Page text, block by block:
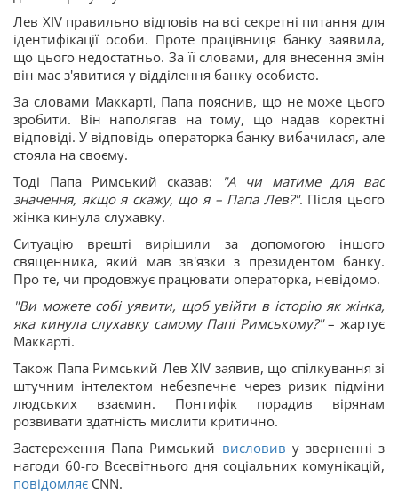
Лев XIV правильно відповів на всі секретні питання для
ідентифікації особи. Проте працівниця банку заявила,
що цього недостатньо. За її словами, для внесення змін
він має з'явитися у відділення банку особисто.
За словами Маккарті, Папа пояснив, що не може цього
зробити. Він наполягав на тому, що надав коректні
відповіді. У відповідь операторка банку вибачилася, але
стояла на своєму.
Тоді Папа Римський сказав:
"А чи матиме для вас
значення, якщо я скажу, що я – Папа Лев?". Після цього
жінка кинула слухавку.
Ситуацію врешті вирішили за допомогою іншого
священника, який мав зв'язки з президентом банку.
Про те, чи продовжує працювати операторка, невідомо.
"Ви можете собі уявити, щоб увійти в історію як жінка,
яка кинула слухавку самому Папі Римському?"– жартує
Маккарті.
Також Папа Римський Лев XIV заявив, що спілкування зі
штучним інтелектом небезпечне через ризик підміни
людських взаємин. Понтифік порадив вірянам
розвивати здатність мислити критично.
Застереження Папа Римський висловив у зверненні з
нагоди 60-го Всесвітнього дня соціальних комунікацій,
повідомляє CNN.